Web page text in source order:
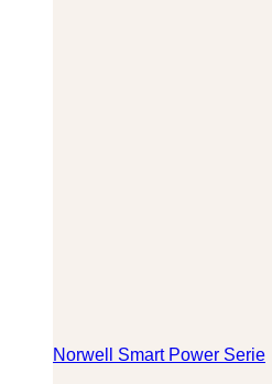
Norwell Smart Power Serie